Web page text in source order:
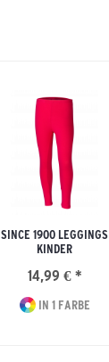
SINCE 1900 LEGGINGS
KINDER
14,99 € *
IN 1 FARBE